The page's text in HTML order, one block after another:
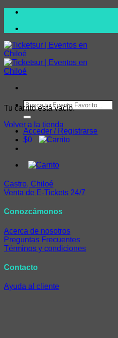
Saltar
contenido
Buscar
por:
Acceder / Registrarse
$0
Tu carrito está vacío.
Volver a la tienda
Castro, Chiloé
Venta de E-Tickets 24/7
Conozcámonos
Acerca de nosotros
Preguntas Frecuentes
Términos y condiciones
Contacto
Ayuda al cliente